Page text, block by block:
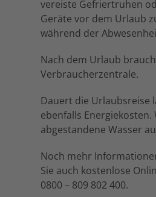
vereiste Gefriertruhen
Geräte vor dem Urlaub
während der
Nach dem Urlaub
Verbraucherzentrale.
Dauert die Urlaubsreise
ebenfalls
abgestandene Wasser
Noch mehr
Sie auch kostenlose
0800 – 809 802 400.